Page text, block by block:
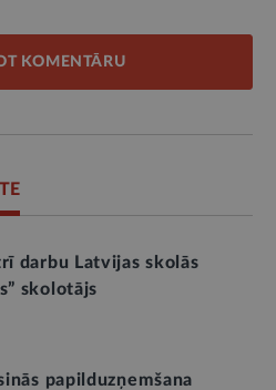
KOMENTĀRU
darbu Latvijas skolās
skolotājs
papilduzņemšana